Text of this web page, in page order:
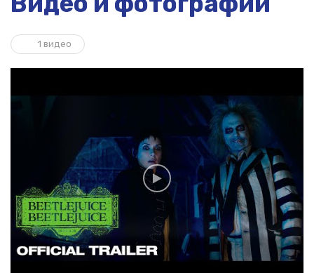
1 видео